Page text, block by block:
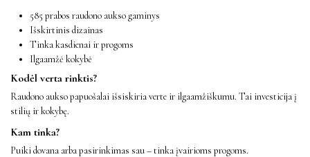
585 prabos raudono aukso gaminys
Išskirtinis dizainas
Tinka kasdienai ir progoms
Ilgaamžė kokybė
Kodėl verta rinktis?
Raudono aukso papuošalai išsiskiria verte ir ilgaamžiškumu. Tai investicija į
stilių ir kokybę.
Kam tinka?
Puiki dovana arba pasirinkimas sau – tinka įvairioms progoms.